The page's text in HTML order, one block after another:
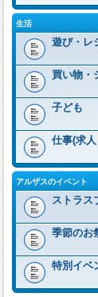
生活
遊び・レ
買い物・
子ども
仕事(求
アルザスのイベント
ストラス
季節のお
特別イベ